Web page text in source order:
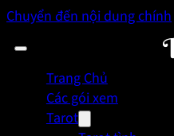
Chuyển đến nội dung chính
Trang Chủ
Các gói xem
Tarot